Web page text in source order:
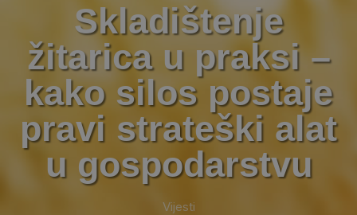
Skladištenje
žitarica u praksi –
kako silos postaje
pravi strateški alat
u gospodarstvu
Vijesti